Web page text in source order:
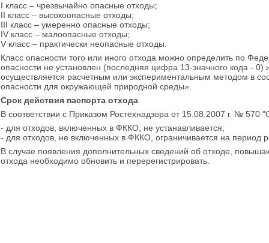
I класс – чрезвычайно опасные отходы;
II класс – высокоопасные отходы;
III класс – умеренно опасные отходы;
IV класс – малоопасные отходы;
V класс – практически неопасные отходы.
Класс опасности того или иного отхода можно определить по
опасности не установлен (последняя цифра 13-значного кода -
осуществляется расчетным или экспериментальным методом в
опасности для окружающей природной среды».
Срок действия паспорта отхода
В соответствии с Приказом Ростехнадзора от 15.08.2007 г. №
- для отходов, включенных в ФККО, не устанавливается;
- для отходов, не включенных в ФККО, ограничивается на период
В случае появления дополнительных сведений об отходе,
отхода необходимо обновить и перерегистрировать.